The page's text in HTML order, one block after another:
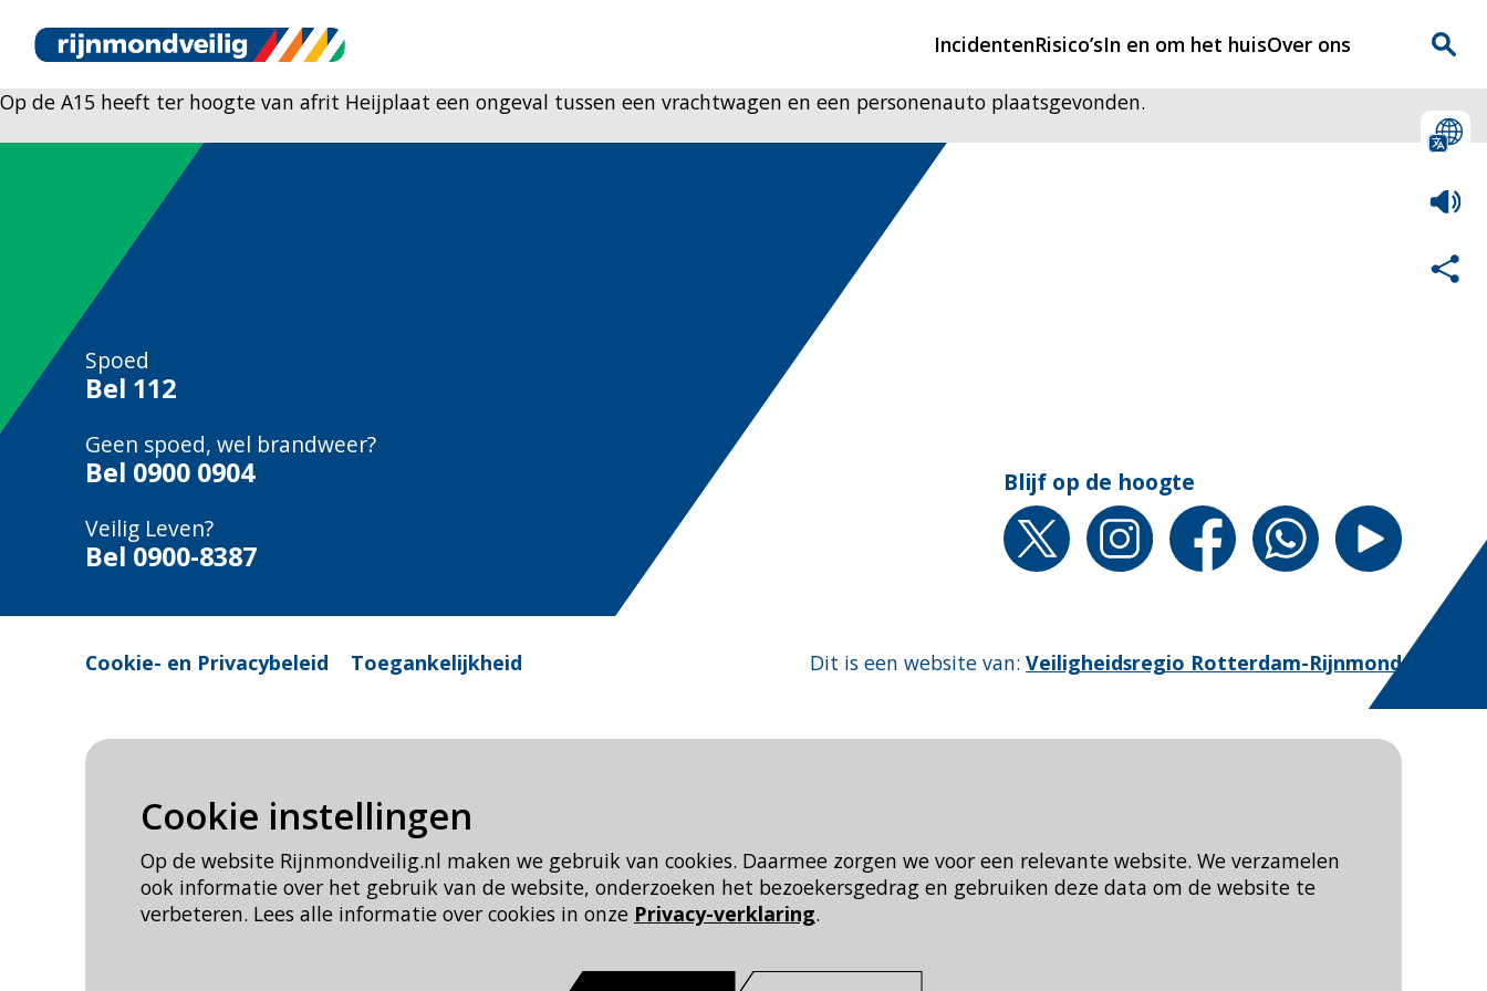
Cookie instellingen
Op de website Rijnmondveilig.nl maken we gebruik van cookies. Daarmee zorgen we voor een relevante website. We verzamelen
ook informatie over het gebruik van de website, onderzoeken het bezoekersgedrag en gebruiken deze data om de website te
verbeteren. Lees alle informatie over cookies in onze Privacy-verklaring.
Incidenten
Hulpdiensten nodig?
CIN-meldingen
Risico’sIn en om het huisOver ons
Op de A15 heeft ter hoogte van afrit Heijplaat een ongeval tussen een vrachtwagen en een personenauto plaatsgevonden.
Spoed
Bel 112
Geen spoed, wel brandweer?
Bel 0900 0904
Veilig Leven?
Bel 0900-8387
Blijf op de hoogte
Cookie- en Privacybeleid Toegankelijkheid Dit is een website van: Veiligheidsregio Rotterdam-Rijnmond